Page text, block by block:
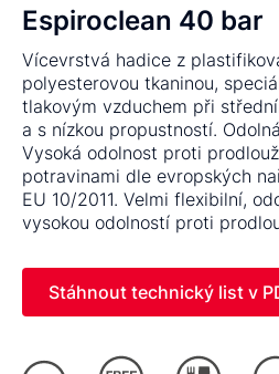
Espiroclean 40 bar
Vícevrstvá hadice z
polyesterovou tkaninou,
tlakovým vzduchem při
a s nízkou propustností.
Vysoká odolnost proti
potravinami dle evropských
EU 10/2011. Velmi flexibilní,
vysokou odolností proti
Stáhnout technický list v